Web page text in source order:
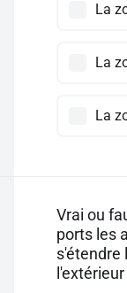
La
La
La
Vrai ou
ports les
s'étendre